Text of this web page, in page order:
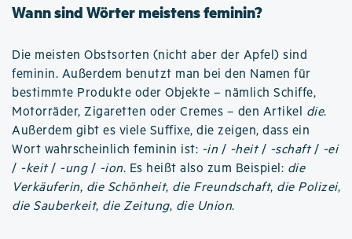
Wann sind Wörter meistens feminin?
Die meisten Obstsorten (nicht aber der Apfel) sind
feminin. Außerdem benutzt man bei den Namen für
bestimmte Produkte oder Objekte – nämlich Schiffe,
Motorräder, Zigaretten oder Cremes – den Artikel die.
Außerdem gibt es viele Suffixe, die zeigen, dass ein
Wort wahrscheinlich feminin ist: -in / -heit/ -schaft/ -ei
/ -keit/ -ung/ -ion. Es heißt also zum Beispiel: die
Verkäuferin, die Schönheit, die Freundschaft, die Polizei,
die Sauberkeit, die Zeitung, die Union.